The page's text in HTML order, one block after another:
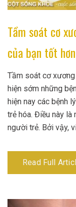
Tầm soát cơ
của bạn tốt
Tầm soát cơ
hiện sớm những
hiện nay các bệnh
trẻ hóa. Điều này
người trẻ. Bởi vậy,
Read Full